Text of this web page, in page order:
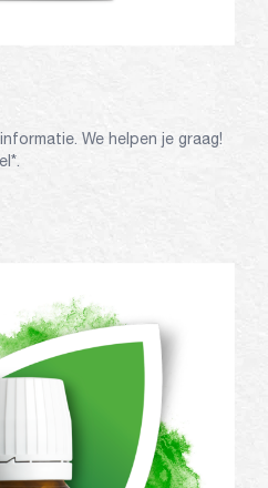
We helpen je graag!